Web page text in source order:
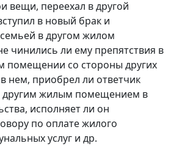
вещи, переехал в другой
в новый брак и
в другом жилом
чинились ли ему препятствия в
помещении со стороны других
нем, приобрел ли ответчик
другим жилым помещением в
исполняет ли он
по оплате жилого
услуг и др.